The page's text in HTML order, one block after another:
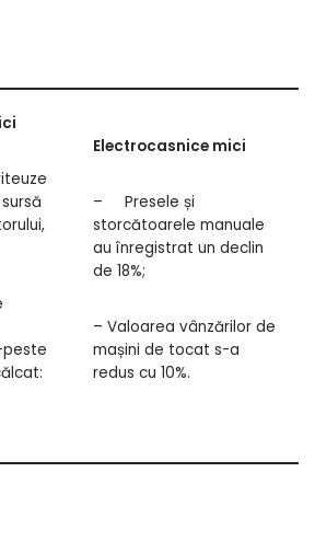
Electrocasnice mici
– Presele și
storcătoarele manuale
au înregistrat un declin
de 18%;
– Valoarea vânzărilor de
mașini de tocat s-a
redus cu 10%.